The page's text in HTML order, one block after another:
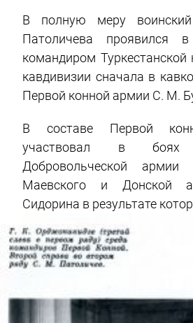
В полную меру
Патоличева проявился
командиром Туркестанской
кавдивизии сначала в
Первой конной армии С. М.
В составе Первой
участвовал в
Добровольческой
Маевского и Донской
Сидорина в результате